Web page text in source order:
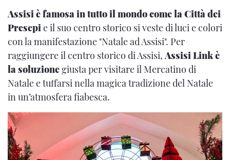
Assisi è famosa in tutto il mondo come la Città dei
Presepie il suo centro storico si veste di luci e colori
con la manifestazione "Natale ad Assisi". Per
raggiungere il centro storico di Assisi,Assisi Link è
la soluzionegiusta per visitare il Mercatino di
Natale e tuffarsi nella magica tradizione del Natale
in un’atmosfera fiabesca.